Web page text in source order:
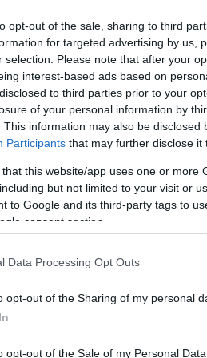
opt-out of the sale, sharing to third
for targeted advertising by us,
selection. Please note that after your
interest-based ads based on
to third parties prior to your
of your personal information by
This information may also be disclosed
Participants that may further disclose it
that this website/app uses one or more
but not limited to your visit or
to Google and its third-party tags to
consent section.
Data Processing Opt Outs
opt-out of the Sharing of my personal
opt-out of the Sale of my Personal Data.
μέρος ο Παναθηναϊκός
νίκησε κατά κράτος τον
σημείωσαν
(Χαραλαμπίδης):
Κατωπόδη, Ρόγκαν,
Ανδρή, Δέλιου